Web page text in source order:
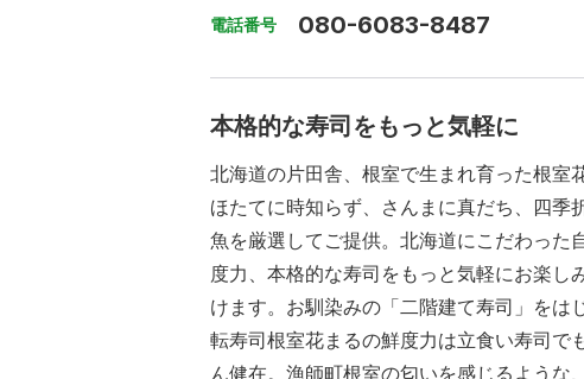
電話番号 080-6083-8487
本格的な寿司をもっと気軽に
北海道の片田舎、根室で生まれ育った根室
ほたてに時知らず、さんまに真だち、四季
魚を厳選してご提供。北海道にこだわった
度力、本格的な寿司をもっと気軽にお楽し
けます。お馴染みの「二階建て寿司」をは
転寿司根室花まるの鮮度力は立食い寿司で
ん健在。漁師町根室の匂いを感じるような